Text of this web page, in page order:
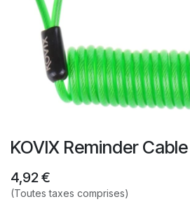
KOVIX Reminder
4,92€
(Toutes taxes comprises)